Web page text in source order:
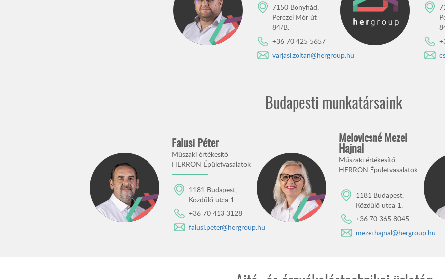
7150 Bonyhád,
Perczel Mór út
84/B.
+36 70 425 5657
varjasi.zoltan@hergroup.hu
Budapesti munkatársaink
Falusi Péter
Műszaki értékesítő
HERRON Épületvasalatok
1181 Budapest,
Közdűlő utca 1.
+36 70 413 3128
falusi.peter@hergroup.hu
Melovicsné Mezei
Hajnal
Műszaki értékesítő
HERRON Épületvasalatok
1181 Budapest,
Közdűlő utca 1.
+36 70 365 8045
mezei.hajnal@hergroup.hu